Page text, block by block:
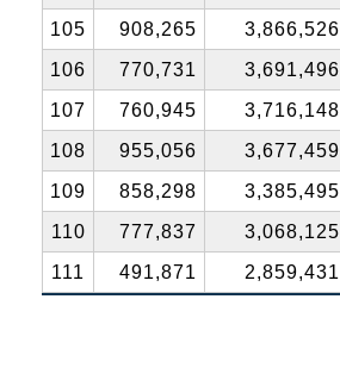
105
908,265 3,866,526
106
770,731 3,691,496
107
760,945 3,716,148
108
955,056 3,677,459
109
858,298 3,385,495
110
777,837 3,068,125
111
491,871 2,859,431